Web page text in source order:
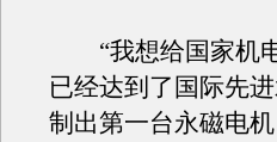
“我想给国家机电
已经达到了国际先
制出第一台永磁电